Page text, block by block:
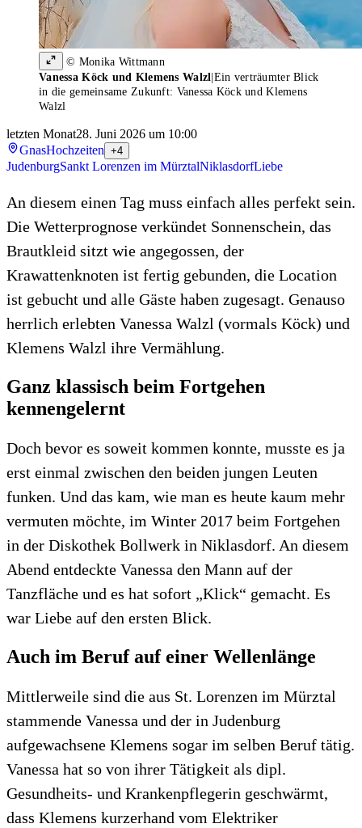
© Monika Wittmann
Vanessa Köck und Klemens Walzl Ein verträumter Blick
in die gemeinsame Zukunft: Vanessa Köck und Klemens
Walzl
letzten Monat28. Juni 2026 um 10:00
GnasHochzeiten +4
JudenburgSankt Lorenzen im MürztalNiklasdorfLiebe
An diesem einen Tag muss einfach alles perfekt sein.
Die Wetterprognose verkündet Sonnenschein, das
Brautkleid sitzt wie angegossen, der
Krawattenknoten ist fertig gebunden, die Location
ist gebucht und alle Gäste haben zugesagt. Genauso
herrlich erlebten Vanessa Walzl (vormals Köck) und
Klemens Walzl ihre Vermählung.
Ganz klassisch beim Fortgehen
kennengelernt
Doch bevor es soweit kommen konnte, musste es ja
erst einmal zwischen den beiden jungen Leuten
funken. Und das kam, wie man es heute kaum mehr
vermuten möchte, im Winter 2017 beim Fortgehen
in der Diskothek Bollwerk in Niklasdorf. An diesem
Abend entdeckte Vanessa den Mann auf der
Tanzfläche und es hat sofort „Klick“ gemacht. Es
war Liebe auf den ersten Blick.
Auch im Beruf auf einer Wellenlänge
Mittlerweile sind die aus St. Lorenzen im Mürztal
stammende Vanessa und der in Judenburg
aufgewachsene Klemens sogar im selben Beruf tätig.
Vanessa hat so von ihrer Tätigkeit als dipl.
Gesundheits- und Krankenpflegerin geschwärmt,
dass Klemens kurzerhand vom Elektriker